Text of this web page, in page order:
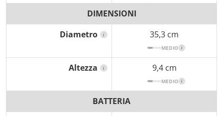
DIMENSIONI
Diametro
i 35,3 cm
MEDIO i
Altezza i 9,4 cm
MEDIO i
BATTERIA